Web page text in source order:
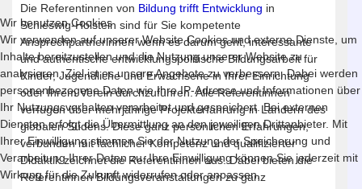
Die Referentinnen von Bildung trifft Entwicklung in
Schleswig-Holstein sind für Sie kompetente
Ansprechpartnerinnen wenn es darum geht, interessante
und authentische entwicklungspolitische Bildungsarbeit für
Kinder, Jugendliche und Erwachsene in Ihrer Einrichtung
oder Ihrem Verein durchzuführen. Alle Referentinnen
verfügen über mehrjährige Projekterfahrung in Ländern des
globalen Südens. Diese ganz persönlichen Erfahrungen,
verbunden mit fachlicher Kompetenz und qualifizierter
Didaktik zeichnet die Referentinnen aus. Dabei bieten die
Referentinnen Bildungsveranstaltungen zu ganz
Wir benutzen Cookies
Wir verwenden auf unserer Website Cookies und externe Dienste, um
Inhalte bereitzustellen und die Nutzung unserer Website zu
analysieren. Ziel ist es unsere Angebote zu verbessern. Dabei werden
personenbezogene Daten wie Ihre IP-Adresse und Informationen über
Ihr Nutzungsverhalten verarbeitet und gespeichert. Bei externen
Diensten erfolgt die Übermittlung an den jeweiligen Drittanbieter. Mit
Ihrer Einwilligung stimmen Sie der Nutzung der Speicherung und
Verarbeitung Ihrer Daten zu. Ihre Einwilligung können Sie jederzeit mit
Wirkung für die Zukunft widerrufen oder anpassen.